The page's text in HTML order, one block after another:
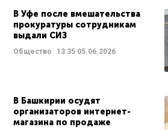
В Уфе после вмешательства
прокуратуры сотрудникам
выдали СИЗ
Общество 13:35 05.06.2026
В Башкирии осудят
организаторов интернет-
магазина по продаже